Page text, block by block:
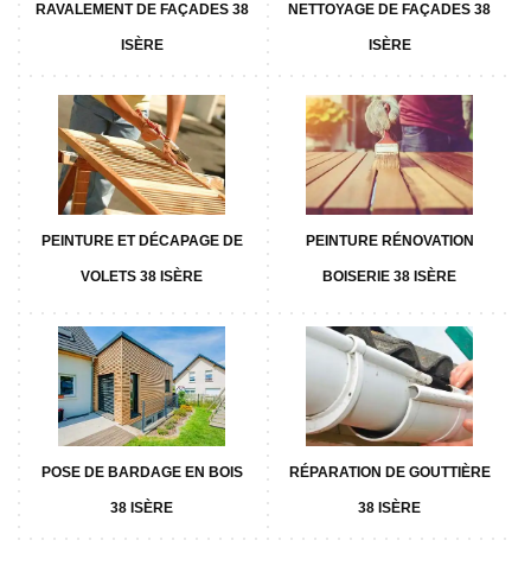
RAVALEMENT DE FAÇADES 38
ISÈRE
NETTOYAGE DE FAÇADES 38
ISÈRE
PEINTURE ET DÉCAPAGE DE
VOLETS 38 ISÈRE
PEINTURE RÉNOVATION
BOISERIE 38 ISÈRE
POSE DE BARDAGE EN BOIS
38 ISÈRE
RÉPARATION DE GOUTTIÈRE
38 ISÈRE